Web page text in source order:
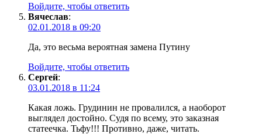
Войдите, чтобы ответить
Вячеслав:
02.01.2018 в 09:20
Да, это весьма вероятная замена Путину
Войдите, чтобы ответить
Сергей:
03.01.2018 в 11:24
Какая ложь. Грудинин не провалился, а наоборот
выглядел достойно. Cудя по всему, это заказная
статеечка. Тьфу!!! Противно, даже, читать.